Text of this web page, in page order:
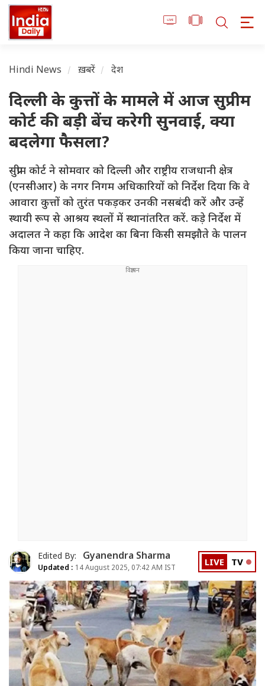
Hindi News ख़बरें देश
दिल्ली के कुत्तों के मामले में आज सुप्रीम
कोर्ट की बड़ी बेंच करेगी सुनवाई, क्या
बदलेगा फैसला?
सुप्रीम कोर्ट ने सोमवार को दिल्ली और राष्ट्रीय राजधानी क्षेत्र
(एनसीआर) के नगर निगम अधिकारियों को निर्देश दिया कि वे
आवारा कुत्तों को तुरंत पकड़कर उनकी नसबंदी करें और उन्हें
स्थायी रूप से आश्रय स्थलों में स्थानांतरित करें. कड़े निर्देश में
अदालत ने कहा कि आदेश का बिना किसी समझौते के पालन
किया जाना चाहिए.
Edited By: Gyanendra Sharma
Updated : 14 August 2025, 07:42 AM IST LIVE TV